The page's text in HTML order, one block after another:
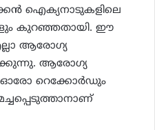
ഐക്യനാടുകളിലെ
കുറഞ്ഞതായി. ഈ
ആരോഗ്യ
ആരോഗ്യ
ഓരോ റെക്കോര്‍ഡും